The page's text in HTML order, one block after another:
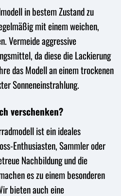
in bestem Zustand zu
mit einem weichen,
Vermeide aggressive
da diese die Lackierung
das Modell an einem trockenen
Sonneneinstrahlung.
verschenken?
ist ein ideales
Enthusiasten, Sammler oder
Nachbildung und die
es zu einem besonderen
bieten auch eine